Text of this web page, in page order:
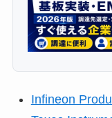
Infineon